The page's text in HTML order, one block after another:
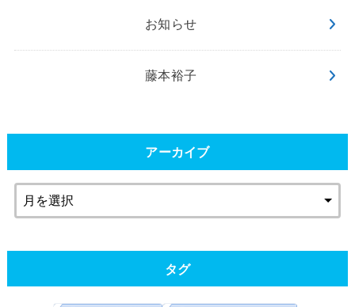
お知らせ
藤本裕子
アーカイブ
タグ